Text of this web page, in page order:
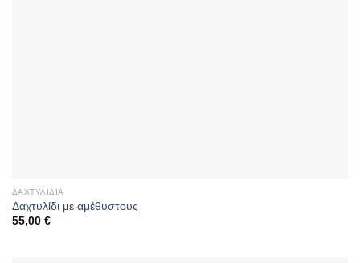
ΔΑΧΤΥΛΊΔΙΑ
Δαχτυλίδι με αμέθυστους
55,00 €